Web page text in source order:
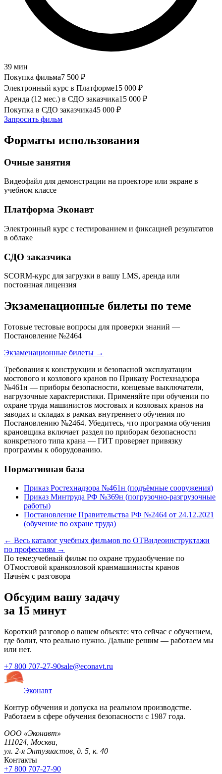
39 мин
Покупка фильма7 500 ₽
Электронный курс в Платформе15 000 ₽
Аренда (12 мес.) в СДО заказчика15 000 ₽
Покупка в СДО заказчика45 000 ₽
Запросить фильм
Форматы использования
Очные занятия
Видеофайл для демонстрации на проекторе или экране в
учебном классе
Платформа Эконавт
Электронный курс с тестированием и фиксацией результатов
в облаке
СДО заказчика
SCORM-курс для загрузки в вашу LMS, аренда или
постоянная лицензия
Экзаменационные билеты по теме
Готовые тестовые вопросы для проверки знаний —
Постановление №2464
Экзаменационные билеты →
Требования к конструкции и безопасной эксплуатации
мостового и козлового кранов по Приказу Ростехнадзора
№461н — приборы безопасности, концевые выключатели,
нагрузочные характеристики. Применяйте при обучении по
охране труда машинистов мостовых и козловых кранов на
заводах и складах в рамках внутреннего обучения по
Постановлению №2464. Убедитесь, что программа обучения
крановщика включает раздел по приборам безопасности
конкретного типа крана — ГИТ проверяет привязку
программы к оборудованию.
Нормативная база
Приказ Ростехнадзора №461н (подъёмные сооружения)
Приказ Минтруда РФ №369н (погрузочно-разгрузочные
работы)
Постановление Правительства РФ №2464 от 24.12.2021
(обучение по охране труда)
← Весь каталог учебных фильмов по ОТВидеоинструктажи
по профессиям →
По теме:учебный фильм по охране трудаобучение по
ОТмостовой кранкозловой кранмашинисты кранов
Начнём с разговора
Обсудим вашу задачу
за 15 минут
Короткий разговор о вашем объекте: что сейчас с обучением,
где болит, что реально нужно. Дальше решим — работаем мы
или нет.
+7 800 707-27-90sale@econavt.ru
Эконавт
Контур обучения и допуска на реальном производстве.
Работаем в сфере обучения безопасности с 1987 года.
ООО «Эконавт»
111024 Москва
ул. 2-я Энтузиастов, д. 5, к. 40
Контакты
+7 800 707-27-90